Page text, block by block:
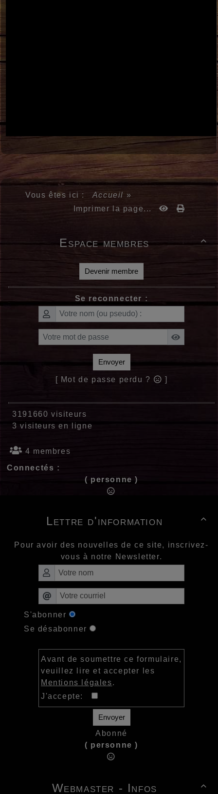
Vous êtes ici : Accueil »
Imprimer la page...

Espace membres
Devenir membre
Se reconnecter :
Envoyer
[ Mot de passe perdu ? ]
3191660 visiteurs
3 visiteurs en ligne
4 membres
Connectés :
( personne )

Lettre d'information
Pour avoir des nouvelles de ce site, inscrivez-
vous à notre Newsletter.
S'abonner
Se désabonner
Avant de soumettre ce formulaire,
veuillez lire et accepter les
Mentions légales.
J'accepte:
Envoyer
Abonné
( personne )

Webmaster - Infos